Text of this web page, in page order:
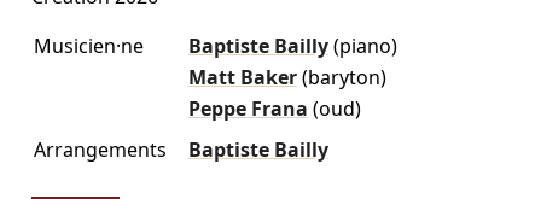
Musicien·ne
Baptiste Bailly (piano)
Matt Baker (baryton)
Peppe Frana (oud)
Arrangements
Baptiste Bailly